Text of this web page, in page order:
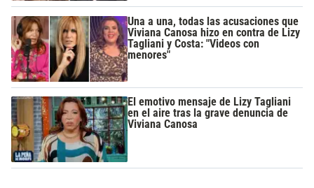
Una a una, todas las acusaciones que
Viviana Canosa hizo en contra de Lizy
Tagliani y Costa: "Videos con
menores"
El emotivo mensaje de Lizy Tagliani
en el aire tras la grave denuncia de
Viviana Canosa